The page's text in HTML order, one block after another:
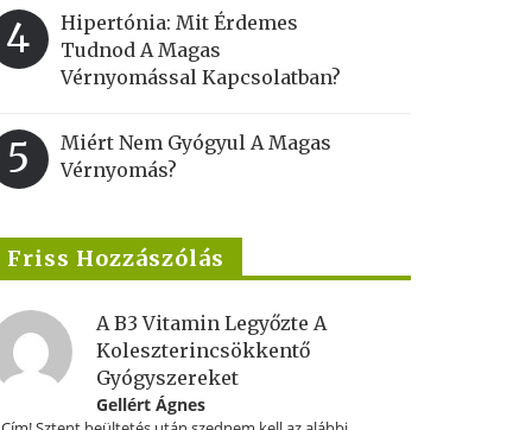
4
Hipertónia: Mit Érdemes
Tudnod A Magas
Vérnyomással Kapcsolatban?
5
Miért Nem Gyógyul A Magas
Vérnyomás?
Friss Hozzászólás
A B3 Vitamin Legyőzte A
Koleszterincsökkentő
Gyógyszereket
Gellért Ágnes